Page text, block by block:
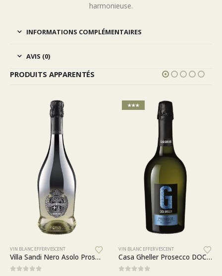
harmonieuse.
INFORMATIONS COMPLÉMENTAIRES
AVIS (0)
PRODUITS APPARENTÉS
VIN BLANC EFFERVESCENT
Villa Sandi Nero Asolo Prosecco Superiore DOCG Extra Brut
★★★
VIN BLANC EFFERVESCENT
Casa Gheller Prosecco DOC Treviso Spumante Millesimato